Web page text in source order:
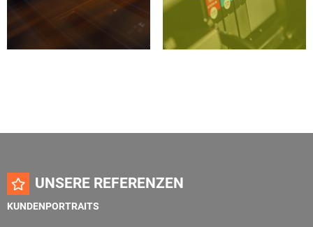
UNSERE REFERENZEN
KUNDENPORTRAITS